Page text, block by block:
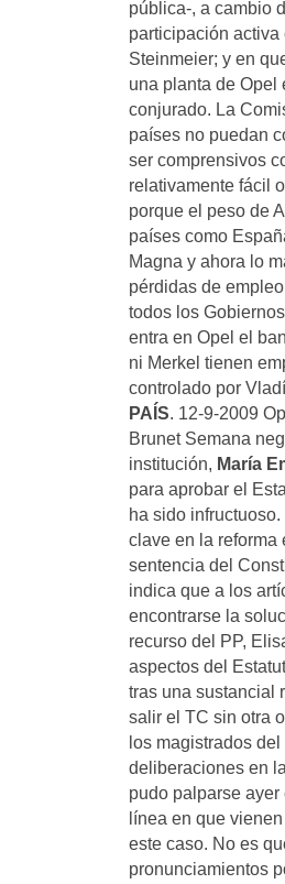
pública-, a cambio
participación
Steinmeier; y en
una planta de Opel
conjurado. La
países no puedan
ser comprensivos
relativamente fácil
porque el peso de
países como
Magna y ahora lo
pérdidas de
todos los
entra en Opel el
ni Merkel tienen
controlado por
PAÍS. 12-9-2009
Brunet Semana
institución, María
para aprobar el
ha sido
clave en la reforma
sentencia del
indica que a los
encontrarse la
recurso del PP,
aspectos del
tras una sustancial
salir el TC sin otra
los magistrados
deliberaciones en
pudo palparse
línea en que
este caso. No es
pronunciamientos